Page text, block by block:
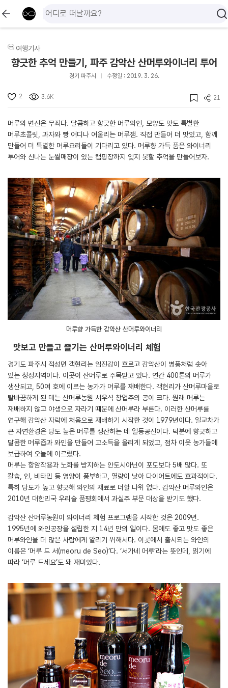
여행기사
향긋한 추억 만들기, 파주 감악산 산머루와이너리 투어
경기 파주시 수정일 : 2019. 3. 26.
2 3.6K 21
머루의 변신은 무죄다. 달콤하고 향긋한 머루와인, 모양도 맛도 특별한
머루초콜릿, 과자와 빵 어디나 어울리는 머루잼. 직접 만들어 더 맛있고, 함께
만들어 더 특별한 머루요리들이 기다리고 있다. 머루향 가득 품은 와이너리
투어와 신나는 눈썰매장이 있는 캠핑장까지 잊지 못할 추억을 만들어보자.
머루향 가득한 감악산 산머루와이너리
맛보고 만들고 즐기는 산머루와이너리 체험
경기도 파주시 적성면 객현리는 임진강이 흐르고 감악산이 병풍처럼 솟아
있는 청정지역이다. 이곳이 산머루로 주목받고 있다. 연간 400톤의 머루가
생산되고, 50여 호에 이르는 농가가 머루를 재배한다. 객현리가 산머루마을로
탈바꿈하게 된 데는 산머루농원 서우석 창업주의 공이 크다. 원래 머루는
재배하지 않고 야생으로 자라기 때문에 산머루라 부른다. 이러한 산머루를
연구해 감악산 자락에 처음으로 재배하기 시작한 것이 1979년이다. 일교차가
큰 자연환경은 당도 높은 머루를 생산하는 데 일등공신이다. 덕분에 향긋하고
달콤한 머루즙과 와인을 만들어 고소득을 올리게 되었고, 점차 이웃 농가들에
보급하여 오늘에 이르렀다.
머루는 항암작용과 노화를 방지하는 안토시아닌이 포도보다 5배 많다. 또
칼슘, 인, 비타민 등 영양이 풍부하고, 열량이 낮아 다이어트에도 효과적이다.
특히 당도가 높고 향긋해 와인의 재료로 더할 나위 없다. 감악산 머루와인은
2010년 대한민국 우리술 품평회에서 과실주 부문 대상을 받기도 했다.
감악산 산머루농원이 와이너리 체험 프로그램을 시작한 것은 2009년.
1995년에 와인공장을 설립한 지 14년 만의 일이다. 몸에도 좋고 맛도 좋은
머루와인을 더 많은 사람에게 알리기 위해서다. 이곳에서 출시되는 와인의
이름은 ‘머루 드 서(meoru de Seo)’다. ‘서가네 머루’라는 뜻인데, 읽기에
따라 ‘머루 드세요’도 돼 재미있다.